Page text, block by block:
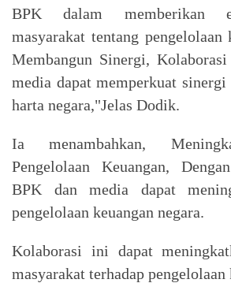
BPK dalam memberikan
masyarakat tentang pengelolaan
Membangun Sinergi,
media dapat memperkuat sinergi
harta negara,"Jelas Dodik.
Ia menambahkan,
Pengelolaan Keuangan,
BPK dan media dapat
pengelolaan keuangan negara.
Kolaborasi ini dapat
masyarakat terhadap pengelolaan